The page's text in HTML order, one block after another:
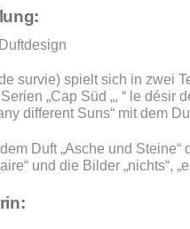
survie) spielt sich in zwei
„Cap Süd „, “ le désir
different Suns“ mit dem
Duft „Asche und Steine“
und die Bilder „nichts“,